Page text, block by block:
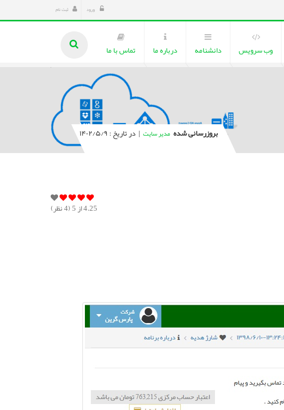
ورود ثبت نام
وب سرویس دانشنامه درباره ما تماس با ما
بروزرسانی شده مدیر سایت | در تاریخ : ۱۴۰۲/۵/۹
4.25از 5 ( 4نظر)